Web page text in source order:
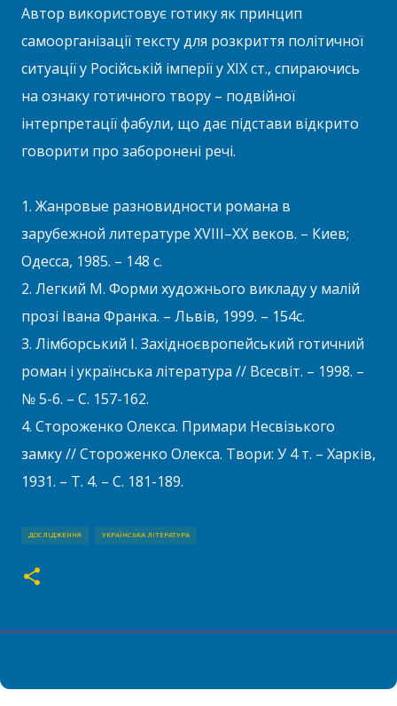
Автор використовує готику як принцип
самоорганізації тексту для розкриття політичної
ситуації у Російській імперії у XIX ст., спираючись
на ознаку готичного твору – подвійної
інтерпретації фабули, що дає підстави відкрито
говорити про заборонені речі.
1. Жанровые разновидности романа в
зарубежной литературе XVIII–XX веков. – Киев;
Одесса, 1985. – 148 с.
2. Легкий М. Форми художнього викладу у малій
прозі Івана Франка. – Львів, 1999. – 154с.
3. Лімборський І. Західноєвропейський готичний
роман і українська література // Всесвіт. – 1998. –
№ 5-6. – С. 157-162.
4. Стороженко Олекса. Примари Несвізького
замку // Стороженко Олекса. Твори: У 4 т. – Харків,
1931. – Т. 4. – С. 181-189.
ДОСЛІДЖЕННЯ УКРАЇНСЬКА ЛІТЕРАТУРА